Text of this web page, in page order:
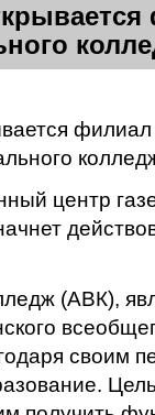
центр
(АВК),
своим